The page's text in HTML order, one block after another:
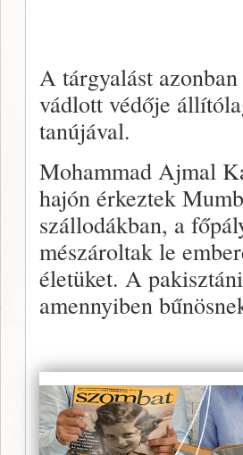
A tárgyalást
vádlott védője
tanújával.
Mohammad Ajmal
hajón érkeztek
szállodákban, a
mészároltak le
életüket. A
amennyiben